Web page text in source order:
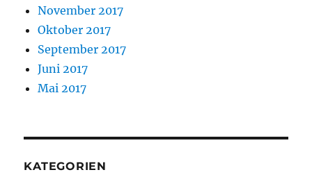
November 2017
Oktober 2017
September 2017
Juni 2017
Mai 2017
KATEGORIEN